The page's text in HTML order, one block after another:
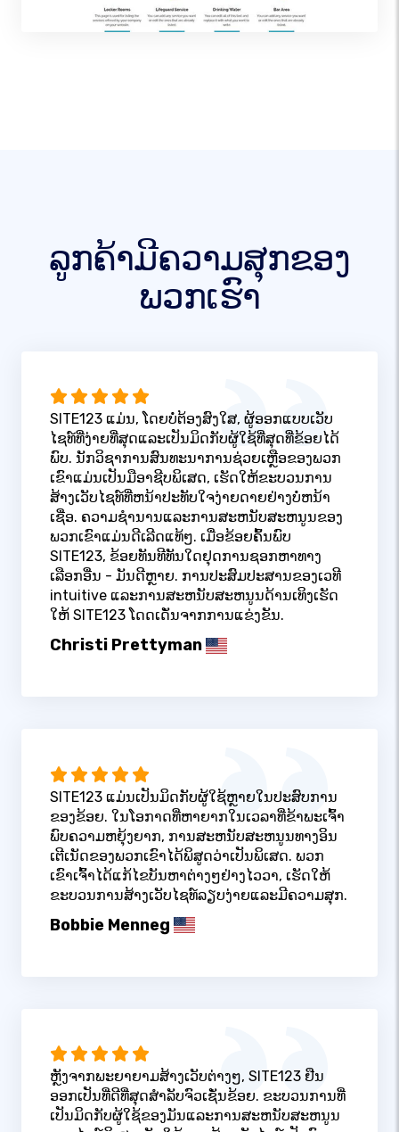
ລູກຄ້າມີຄວາມສຸກຂອງ
ພວກເຮົາ
SITE123 ແມ່ນ, ໂດຍບໍ່ຕ້ອງສົງໃສ, ຜູ້ອອກແບບເວັບ
ໄຊທ໌ທີ່ງ່າຍທີ່ສຸດແລະເປັນມິດກັບຜູ້ໃຊ້ທີ່ສຸດທີ່ຂ້ອຍໄດ້
ພົບ. ນັກວິຊາການສົນທະນາການຊ່ວຍເຫຼືອຂອງພວກ
ເຂົາແມ່ນເປັນມືອາຊີບພິເສດ, ເຮັດໃຫ້ຂະບວນການ
ສ້າງເວັບໄຊທ໌ທີ່ຫນ້າປະທັບໃຈງ່າຍດາຍຢ່າງບໍ່ຫນ້າ
ເຊື່ອ. ຄວາມຊໍານານແລະການສະຫນັບສະຫນູນຂອງ
ພວກເຂົາແມ່ນດີເລີດແທ້ໆ. ເມື່ອຂ້ອຍຄົ້ນພົບ
SITE123, ຂ້ອຍທັນທີທັນໃດຢຸດການຊອກຫາທາງ
ເລືອກອື່ນ - ມັນດີຫຼາຍ. ການປະສົມປະສານຂອງເວທີ
intuitive ແລະການສະຫນັບສະຫນູນດ້ານເທິງເຮັດ
ໃຫ້ SITE123 ໂດດເດັ່ນຈາກການແຂ່ງຂັນ.
Christi Prettyman
SITE123 ແມ່ນເປັນມິດກັບຜູ້ໃຊ້ຫຼາຍໃນປະສົບການ
ຂອງຂ້ອຍ. ໃນໂອກາດທີ່ຫາຍາກໃນເວລາທີ່ຂ້າພະເຈົ້າ
ພົບຄວາມຫຍຸ້ງຍາກ, ການສະຫນັບສະຫນູນທາງອິນ
ເຕີເນັດຂອງພວກເຂົາໄດ້ພິສູດວ່າເປັນພິເສດ. ພວກ
ເຂົາເຈົ້າໄດ້ແກ້ໄຂບັນຫາຕ່າງໆຢ່າງໄວວາ, ເຮັດໃຫ້
ຂະບວນການສ້າງເວັບໄຊທ໌ລຽບງ່າຍແລະມີຄວາມສຸກ.
Bobbie Menneg
ຫຼັງຈາກພະຍາຍາມສ້າງເວັບຕ່າງໆ, SITE123 ຢືນ
ອອກເປັນທີ່ດີທີ່ສຸດສໍາລັບຈົວເຊັ່ນຂ້ອຍ. ຂະບວນການທີ່
ເປັນມິດກັບຜູ້ໃຊ້ຂອງມັນແລະການສະຫນັບສະຫນູນ